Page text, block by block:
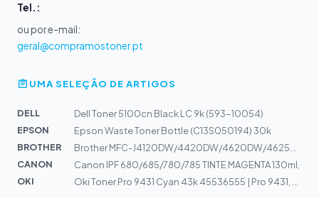
Tel.:
ou por e-mail:
geral@compramostoner.pt
UMA SELEÇÃO DE ARTIGOS
DELL
Dell Toner 5100cn Black LC 9k (593-10054)
EPSON
Epson Waste Toner Bottle (C13S050194) 30k
BROTHER
CANON
Canon IPF 680/685/780/785 TINTE MAGENTA 130ml,
OKI